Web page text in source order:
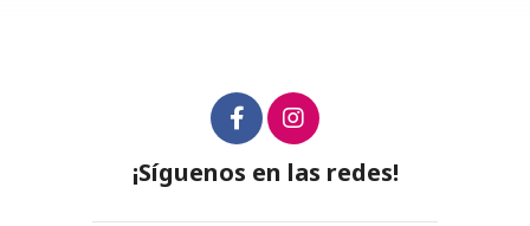
¡Síguenos en las redes!